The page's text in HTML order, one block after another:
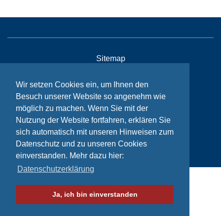
Wir setzen Cookies ein, um Ihnen den
Besuch unserer Website so angenehm wie
möglich zu machen. Wenn Sie mit der
Nutzung der Website fortfahren, erklären Sie
sich automatisch mit unseren Hinweisen zum
Datenschutz und zu unseren Cookies
einverstanden. Mehr dazu hier:
Datenschutzerklärung
Ja, ich bin einverstanden
Sitemap
Impressum
Datenschutzhinweise
© Bikeaid 2026